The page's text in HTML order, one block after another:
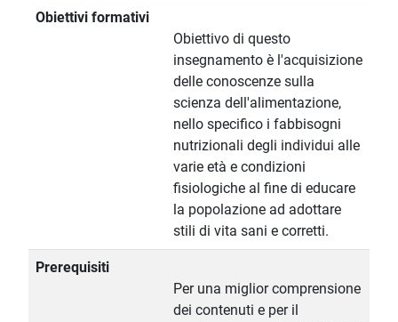
Obiettivi formativi
Obiettivo di questo
insegnamento è l'acquisizione
delle conoscenze sulla
scienza dell'alimentazione,
nello specifico i fabbisogni
nutrizionali degli individui alle
varie età e condizioni
fisiologiche al fine di educare
la popolazione ad adottare
stili di vita sani e corretti.
Prerequisiti
Per una miglior comprensione
dei contenuti e per il